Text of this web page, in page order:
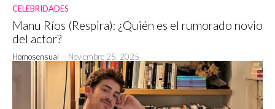
CELEBRIDADES
Manu Ríos (Respira): ¿Quién es el rumorado novio
del actor?
Homosensual - Noviembre 25, 2025